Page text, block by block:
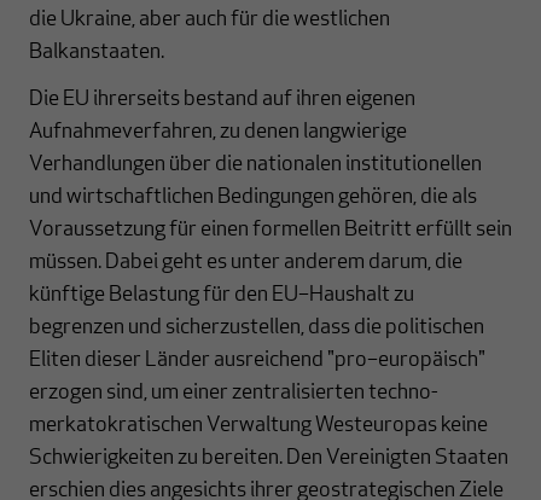
die Ukraine, aber auch für die westlichen
Balkanstaaten.
Die EU ihrerseits bestand auf ihren eigenen
Aufnahmeverfahren, zu denen langwierige
Verhandlungen über die nationalen institutionellen
und wirtschaftlichen Bedingungen gehören, die als
Voraussetzung für einen formellen Beitritt erfüllt sein
müssen. Dabei geht es unter anderem darum, die
künftige Belastung für den EU–Haushalt zu
begrenzen und sicherzustellen, dass die politischen
Eliten dieser Länder ausreichend "pro–europäisch"
erzogen sind, um einer zentralisierten techno-
merkatokratischen Verwaltung Westeuropas keine
Schwierigkeiten zu bereiten. Den Vereinigten Staaten
erschien dies angesichts ihrer geostrategischen Ziele